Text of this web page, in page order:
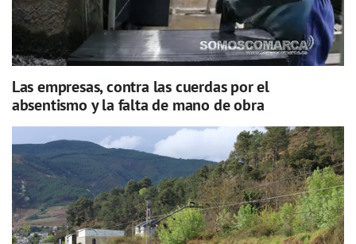
Las empresas, contra las cuerdas por el
absentismo y la falta de mano de obra